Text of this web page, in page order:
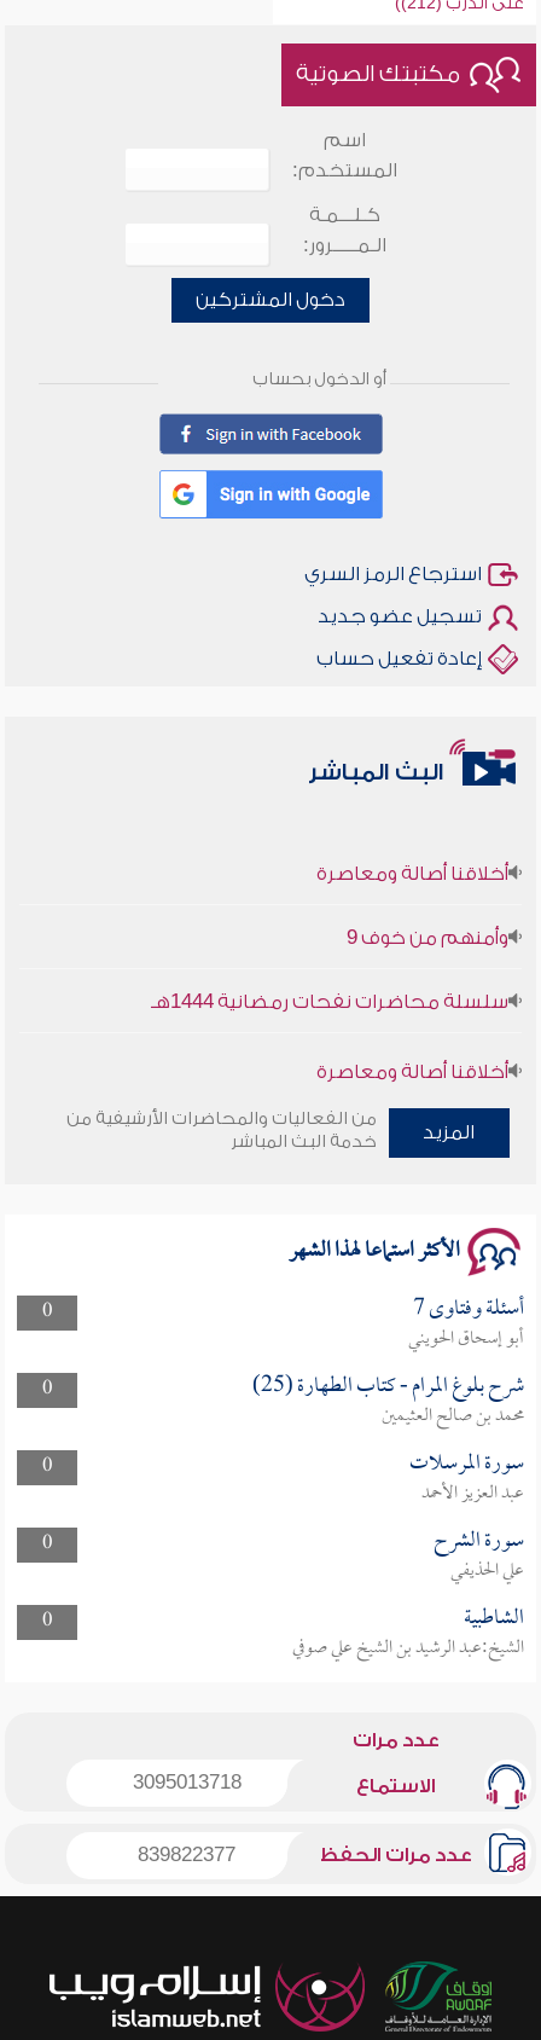
مكتبتك الصوتية
اسم
المستخدم:
كـلـــمـة
الـمـــــرور:
دخول المشتركين
أو الدخول بحساب
استرجاع الرمز السري
تسجيل عضو جديد
إعادة تفعيل حساب
البث المباشر
أخلاقنا أصالة ومعاصرة
وأمنهم من خوف 9
سلسلة محاضرات نفحات رمضانية 1444هـ
أخلاقنا أصالة ومعاصرة
وأمنهم من خوف 9
المزيد
من الفعاليات والمحاضرات الأرشيفية من
خدمة البث المباشر
الأكثر استماعا لهذا الشهر
0 أسئلة وفتاوى 7
أبو إسحاق الحويني
0
شرح بلوغ المرام - كتاب الطهارة (25)
محمد بن صالح العثيمين
0
سورة المرسلات
عبد العزيز الأحمد
0
سورة الشرح
علي الحذيفي
0
الشاطبية
الشيخ:عبد الرشيد بن الشيخ علي صوفي
عدد مرات
الاستماع 3095013718
عدد مرات الحفظ 839822377